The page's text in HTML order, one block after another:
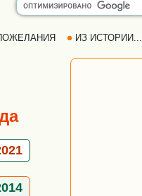
ИЗ ИСТОРИИ...